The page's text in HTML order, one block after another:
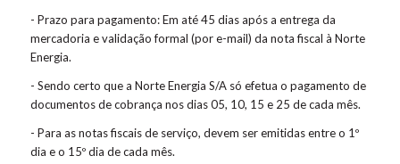
- Prazo para pagamento: Em até 45 dias após a entrega da
mercadoria e validação formal (por e-mail) da nota fiscal à Norte
Energia.
- Sendo certo que a Norte Energia S/A só efetua o pagamento de
documentos de cobrança nos dias 05, 10, 15 e 25 de cada mês.
- Para as notas fiscais de serviço, devem ser emitidas entre o 1º
dia e o 15º dia de cada mês.